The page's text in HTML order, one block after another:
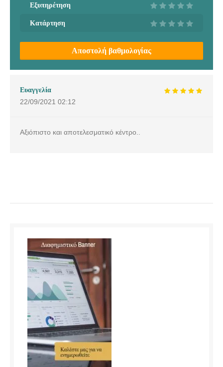
Εξυπηρέτηση
Κατάρτηση
Αποστολή βαθμολογίας
Ευαγγελία
22/09/2021 02:12
Αξιόπιστο και αποτελεσματικό κέντρο..